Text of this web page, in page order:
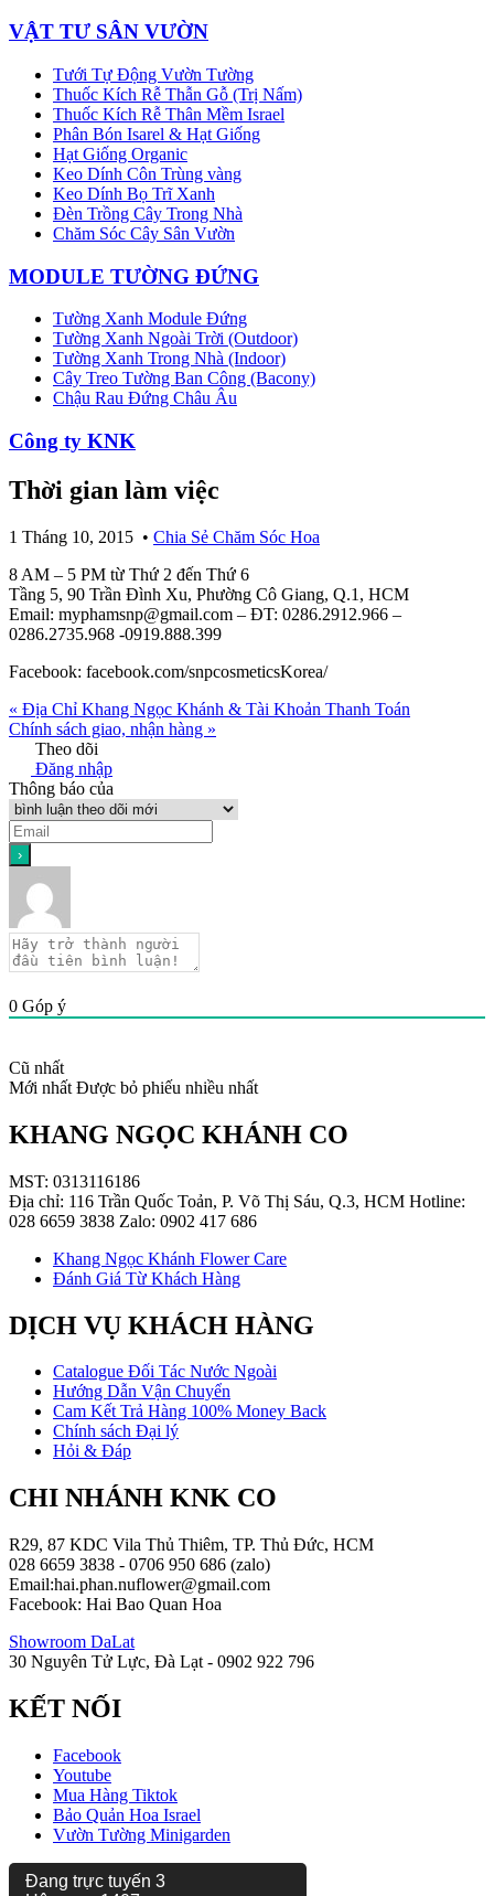
VẬT TƯ SÂN VƯỜN
Tưới Tự Động Vườn Tường
Thuốc Kích Rễ Thẫn Gỗ (Trị Nấm)
Thuốc Kích Rễ Thân Mềm Israel
Phân Bón Isarel & Hạt Giống
Hạt Giống Organic
Keo Dính Côn Trùng vàng
Keo Dính Bọ Trĩ Xanh
Đèn Trồng Cây Trong Nhà
Chăm Sóc Cây Sân Vườn
MODULE TƯỜNG ĐỨNG
Tường Xanh Module Đứng
Tường Xanh Ngoài Trời (Outdoor)
Tường Xanh Trong Nhà (Indoor)
Cây Treo Tường Ban Công (Bacony)
Chậu Rau Đứng Châu Âu
Công ty KNK
Thời gian làm việc
1 Tháng 10, 2015 • Chia Sẻ Chăm Sóc Hoa
8 AM – 5 PM từ Thứ 2 đến Thứ 6
Tầng 5, 90 Trần Đình Xu, Phường Cô Giang, Q.1, HCM
Email: myphamsnp@gmail.com – ĐT: 0286.2912.966 –
0286.2735.968 -0919.888.399
Facebook: facebook.com/snpcosmeticsKorea/
« Địa Chỉ Khang Ngọc Khánh & Tài Khoản Thanh Toán
Chính sách giao, nhận hàng »
Theo dõi
Đăng nhập
Thông báo của
0 Góp ý
Cũ nhất
Mới nhất Được bỏ phiếu nhiều nhất
KHANG NGỌC KHÁNH CO
MST: 0313116186
Địa chỉ: 116 Trần Quốc Toản, P. Võ Thị Sáu, Q.3, HCM Hotline:
028 6659 3838 Zalo: 0902 417 686
Khang Ngọc Khánh Flower Care
Đánh Giá Từ Khách Hàng
DỊCH VỤ KHÁCH HÀNG
Catalogue Đối Tác Nước Ngoài
Hướng Dẫn Vận Chuyển
Cam Kết Trả Hàng 100% Money Back
Chính sách Đại lý
Hỏi & Đáp
CHI NHÁNH KNK CO
R29, 87 KDC Vila Thủ Thiêm, TP. Thủ Đức, HCM
028 6659 3838 - 0706 950 686 (zalo)
Email:hai.phan.nuflower@gmail.com
Facebook: Hai Bao Quan Hoa
Showroom DaLat
30 Nguyên Tử Lực, Đà Lạt - 0902 922 796
KẾT NỐI
Facebook
Youtube
Mua Hàng Tiktok
Bảo Quản Hoa Israel
Vườn Tường Minigarden
Đang trực tuyến 3